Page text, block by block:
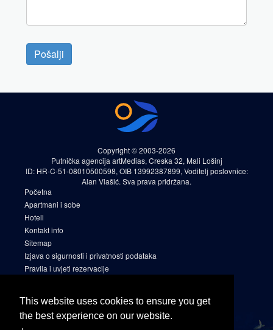
This website uses cookies to ensure you get
the best experience on our website.
Pošalji
Copyright © 2003-2026
Putnička agencija artMedias, Creska 32, Mali Lošinj
ID: HR-C-51-08010500598, OIB 13992387899, Voditelj poslovnice:
Alan Vlašić. Sva prava pridržana.
Početna
Apartmani i sobe
Hoteli
Kontakt info
Sitemap
Izjava o sigurnosti i privatnosti podataka
Pravila i uvjeti rezervacije
Facebook